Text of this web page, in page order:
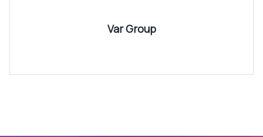
Var Group